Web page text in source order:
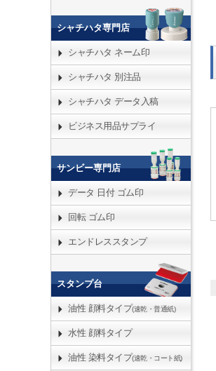
シャチハタ専門店
シャチハタ ネーム印
シャチハタ 別注品
シャチハタ データ入稿
ビジネス用品サプライ
サンビー専門店
データ 日付 ゴム印
回転 ゴム印
エンドレススタンプ
スタンプ台
油性 顔料タイプ(速乾・普通紙)
水性 顔料タイプ
油性 染料タイプ(速乾・コート紙)